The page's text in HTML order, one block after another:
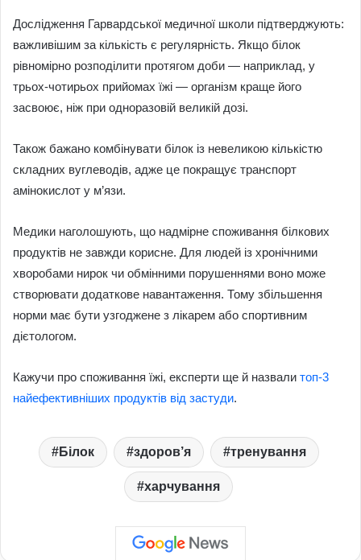
Дослідження Гарвардської медичної школи підтверджують:
важливішим за кількість є регулярність. Якщо білок
рівномірно розподілити протягом доби — наприклад, у
трьох-чотирьох прийомах їжі — організм краще його
засвоює, ніж при одноразовій великій дозі.
Також бажано комбінувати білок із невеликою кількістю
складних вуглеводів, адже це покращує транспорт
амінокислот у м’язи.
Медики наголошують, що надмірне споживання білкових
продуктів не завжди корисне. Для людей із хронічними
хворобами нирок чи обмінними порушеннями воно може
створювати додаткове навантаження. Тому збільшення
норми має бути узгоджене з лікарем або спортивним
дієтологом.
Кажучи про споживання їжі, експерти ще й назвали топ-3
найефективніших продуктів від застуди.
Білок здоров’я тренування
харчування